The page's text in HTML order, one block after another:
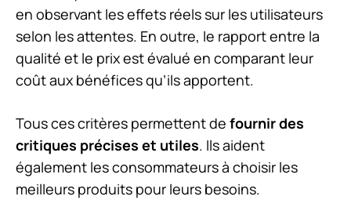
en observant les effets réels sur les utilisateurs
selon les attentes. En outre, le rapport entre la
qualité et le prix est évalué en comparant leur
coût aux bénéfices qu’ils apportent.
Tous ces critères permettent de fournir des
critiques précises et utiles. Ils aident
également les consommateurs à choisir les
meilleurs produits pour leurs besoins.